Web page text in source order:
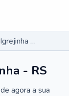
Ginecologista em Igrejinha - RS
- RS
agora a sua